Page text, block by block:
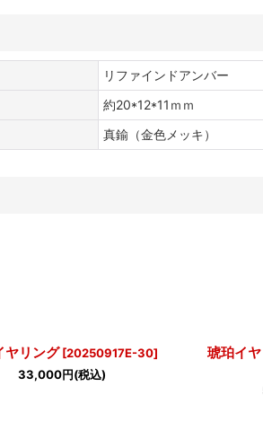
リファインドアンバー
約20*12*11ｍｍ
真鍮（金色メッキ）
ヤリング [20250917E-30]
33,000円(税込)
琥珀イ